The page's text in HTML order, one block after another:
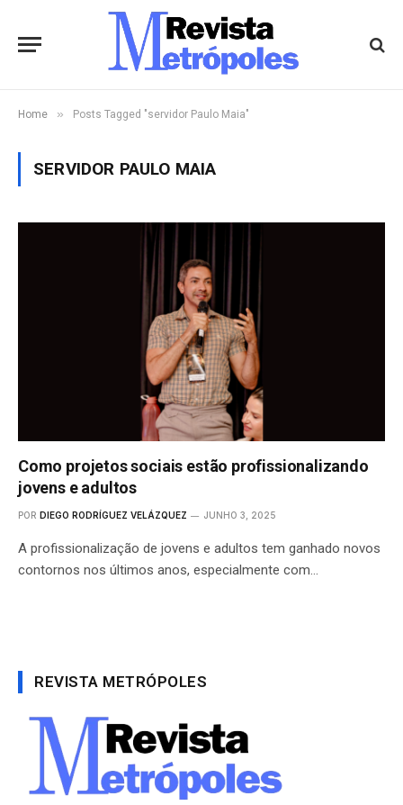
Home » Posts Tagged "servidor Paulo Maia"
SERVIDOR PAULO MAIA
Como projetos sociais estão profissionalizando
jovens e adultos
POR DIEGO RODRÍGUEZ VELÁZQUEZ JUNHO 3, 2025
A profissionalização de jovens e adultos tem ganhado novos
contornos nos últimos anos, especialmente com…
REVISTA METRÓPOLES